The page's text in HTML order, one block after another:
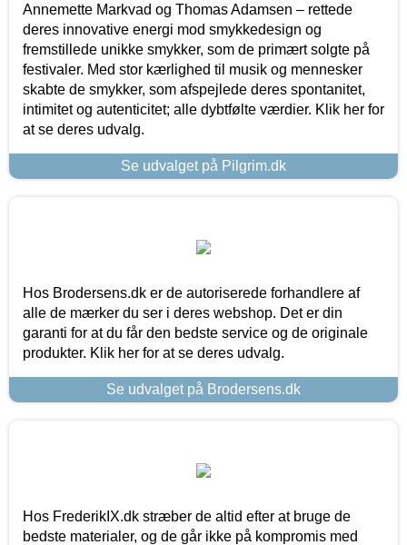
Annemette Markvad og Thomas Adamsen – rettede
deres innovative energi mod smykkedesign og
fremstillede unikke smykker, som de primært solgte på
festivaler. Med stor kærlighed til musik og mennesker
skabte de smykker, som afspejlede deres spontanitet,
intimitet og autenticitet; alle dybtfølte værdier. Klik her for
at se deres udvalg.
Se udvalget på Pilgrim.dk
Hos Brodersens.dk er de autoriserede forhandlere af
alle de mærker du ser i deres webshop. Det er din
garanti for at du får den bedste service og de originale
produkter. Klik her for at se deres udvalg.
Se udvalget på Brodersens.dk
Hos FrederikIX.dk stræber de altid efter at bruge de
bedste materialer, og de går ikke på kompromis med